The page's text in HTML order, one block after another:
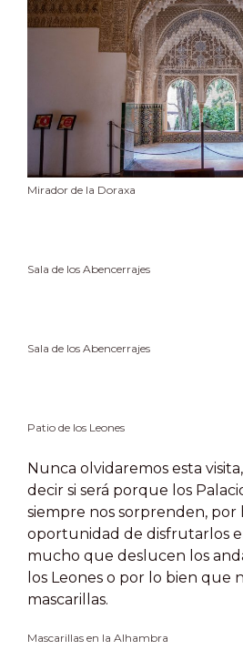
Mirador de la Doraxa
Sala de los Abencerrajes
Sala de los Abencerrajes
Patio de los Leones
Nunca olvidaremos esta
decir si será porque los
siempre nos sorprenden, por
oportunidad de disfrutarlos
mucho que deslucen los
los Leones o por lo bien que
mascarillas.
Mascarillas en la Alhambra